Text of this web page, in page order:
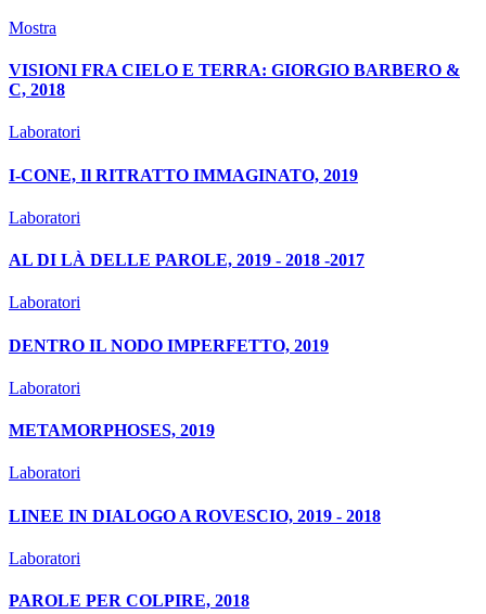
Mostra
VISIONI FRA CIELO E TERRA: GIORGIO BARBERO &
C, 2018
Laboratori
I-CONE, Il RITRATTO IMMAGINATO, 2019
Laboratori
AL DI LÀ DELLE PAROLE, 2019 - 2018 -2017
Laboratori
DENTRO IL NODO IMPERFETTO, 2019
Laboratori
METAMORPHOSES, 2019
Laboratori
LINEE IN DIALOGO A ROVESCIO, 2019 - 2018
Laboratori
PAROLE PER COLPIRE, 2018